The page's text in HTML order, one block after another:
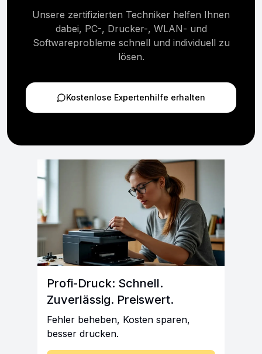
Unsere zertifizierten Techniker helfen Ihnen
dabei, PC-, Drucker-, WLAN- und
Softwareprobleme schnell und individuell zu
lösen.
Kostenlose Expertenhilfe erhalten
Profi-Druck: Schnell.
Zuverlässig. Preiswert.
Fehler beheben, Kosten sparen,
besser drucken.